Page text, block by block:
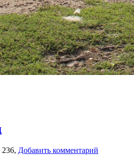
236, Добавить комментарий